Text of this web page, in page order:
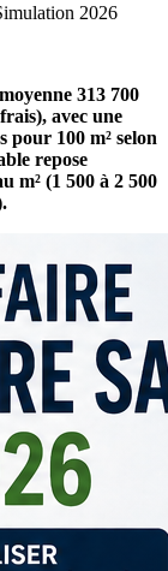
2026
313 700
avec une
pour 100 m² selon
repose
m² (1 500 à 2 500